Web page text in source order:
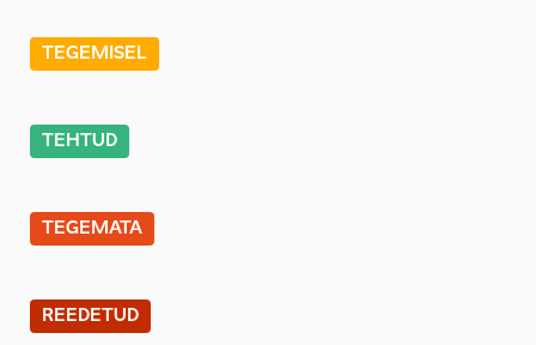
TEGEMISEL
TEHTUD
TEGEMATA
REEDETUD